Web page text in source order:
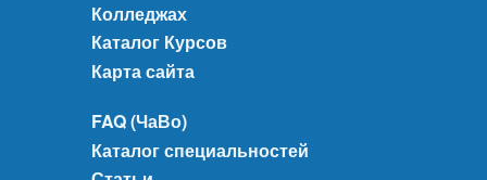
Колледжах
Каталог Курсов
Карта сайта
FAQ (ЧаВо)
Каталог специальностей